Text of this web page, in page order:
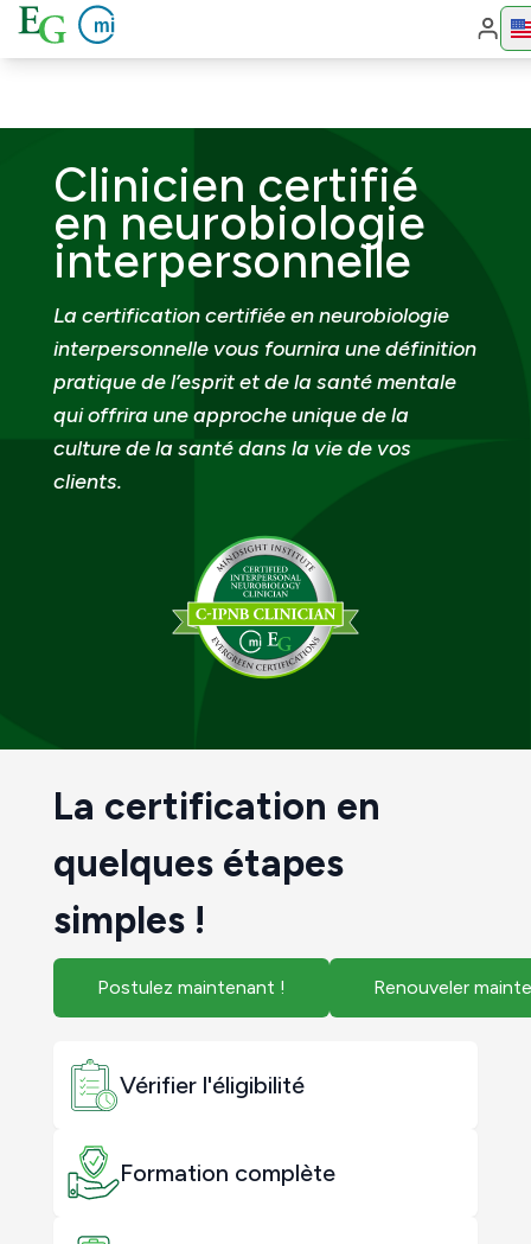
Clinicien certifié
en neurobiologie
interpersonnelle
La certification certifiée en neurobiologie
interpersonnelle vous fournira une définition
pratique de l’esprit et de la santé mentale
qui offrira une approche unique de la
culture de la santé dans la vie de vos
clients.
La certification en
quelques étapes
simples !
Postulez maintenant ! Renouveler
Vérifier l'éligibilité
Formation complète